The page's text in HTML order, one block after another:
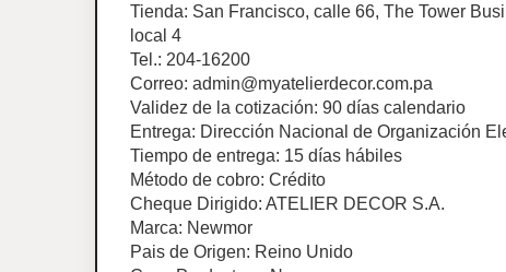
Tienda: San Francisco, calle 66, The Tower
local 4
Tel.: 204-16200
Correo: admin@myatelierdecor.com.pa
Validez de la cotización: 90 días calendario
Entrega: Dirección Nacional de Organización
Tiempo de entrega: 15 días hábiles
Método de cobro: Crédito
Cheque Dirigido: ATELIER DECOR S.A.
Marca: Newmor
Pais de Origen: Reino Unido